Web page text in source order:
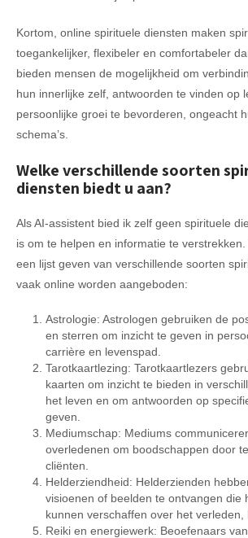
Kortom, online spirituele diensten maken
toegankelijker, flexibeler en comfortabeler
bieden mensen de mogelijkheid om
hun innerlijke zelf, antwoorden te vinden op
persoonlijke groei te bevorderen, ongeacht
schema’s.
Welke verschillende soorten
diensten biedt u aan?
Als AI-assistent bied ik zelf geen spirituele
is om te helpen en informatie te
een lijst geven van verschillende soorten
vaak online worden aangeboden:
Astrologie: Astrologen gebruiken de
en sterren om inzicht te geven in
carrière en levenspad.
Tarotkaartlezing: Tarotkaartlezers
kaarten om inzicht te bieden in
het leven en om antwoorden op
geven.
Mediumschap: Mediums
overledenen om boodschappen door
cliënten.
Helderziendheid: Helderzienden
visioenen of beelden te ontvangen die
kunnen verschaffen over het verleden,
Reiki en energiewerk: Beoefenaars